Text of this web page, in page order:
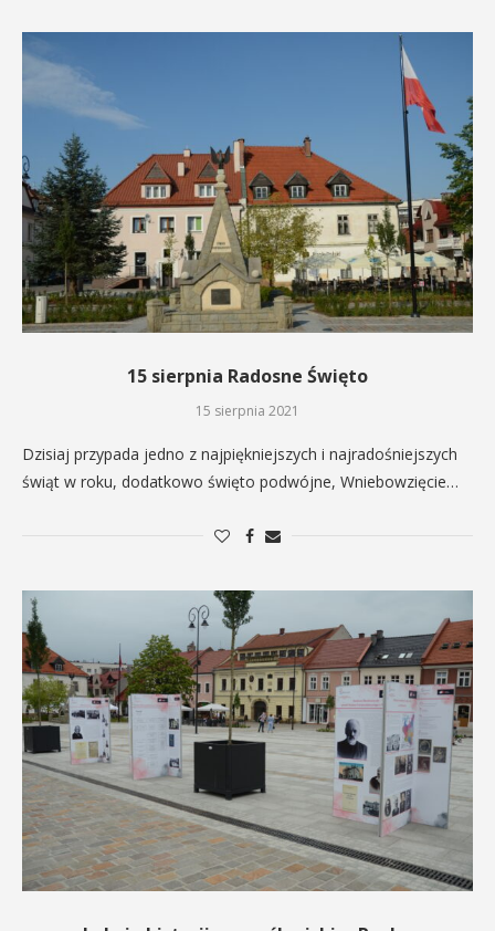
15 sierpnia Radosne Święto
15 sierpnia 2021
Dzisiaj przypada jedno z najpiękniejszych i najradośniejszych
świąt w roku, dodatkowo święto podwójne, Wniebowzięcie…